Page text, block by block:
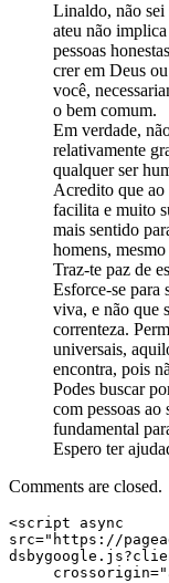
Linaldo, não sei
ateu não
pessoas
crer em Deus
você,
o bem comum.
Em verdade,
relativamente
qualquer ser
Acredito que ao
facilita e muito
mais sentido
homens,
Traz-te paz de
Esforce-se para
viva, e não que
correnteza.
universais,
encontra, pois
Podes buscar
com pessoas
fundamental
Espero ter
Comments are closed.
<script async
src="https://